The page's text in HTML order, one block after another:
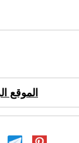
الموقع